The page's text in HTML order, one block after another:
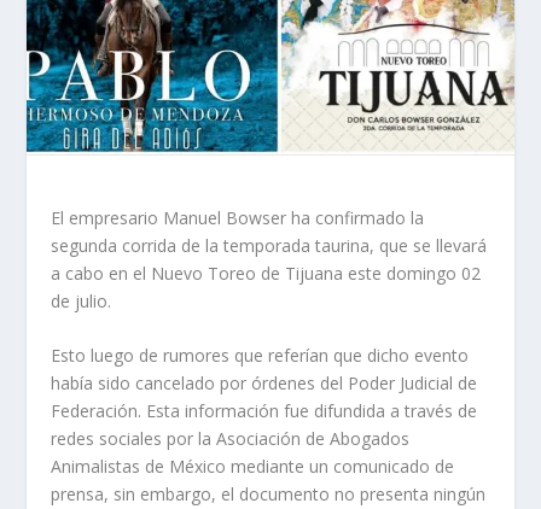
El empresario Manuel Bowser ha confirmado la
segunda corrida de la temporada taurina, que se llevará
a cabo en el Nuevo Toreo de Tijuana este domingo 02
de julio.
Esto luego de rumores que referían que dicho evento
había sido cancelado por órdenes del Poder Judicial de
Federación. Esta información fue difundida a través de
redes sociales por la Asociación de Abogados
Animalistas de México mediante un comunicado de
prensa, sin embargo, el documento no presenta ningún